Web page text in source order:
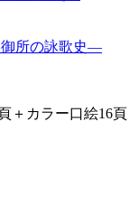
所の詠歌史—
＋カラー口絵16頁